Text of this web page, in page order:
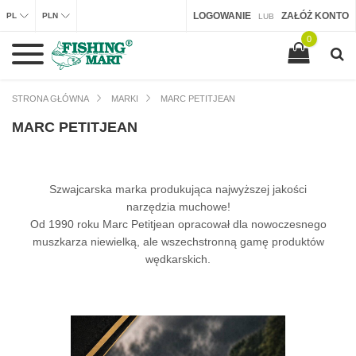
LOGOWANIE LUB ZAŁÓŻ KONTO
PL PLN
0
STRONA GŁÓWNA MARKI MARC PETITJEAN
MARC PETITJEAN
Szwajcarska marka produkująca najwyższej jakości
narzędzia muchowe!
Od 1990 roku Marc Petitjean opracował dla nowoczesnego
muszkarza niewielką, ale wszechstronną gamę produktów
wędkarskich.